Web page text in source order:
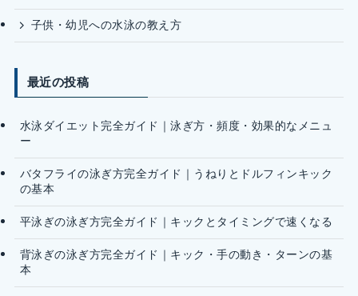
子供・幼児への水泳の教え方
最近の投稿
水泳ダイエット完全ガイド｜泳ぎ方・頻度・効果的なメニュ
ー
バタフライの泳ぎ方完全ガイド｜うねりとドルフィンキック
の基本
平泳ぎの泳ぎ方完全ガイド｜キックとタイミングで速くなる
背泳ぎの泳ぎ方完全ガイド｜キック・手の動き・ターンの基
本